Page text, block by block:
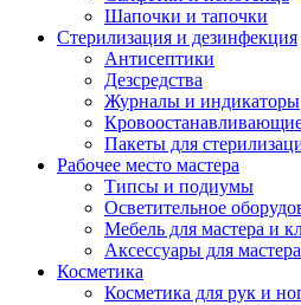
Шапочки и тапочки
Стерилизация и дезинфекция
Антисептики
Дезсредства
Журналы и индикаторы
Кровоостанавливающие
Пакеты для
Рабочее место мастера
Типсы и подиумы
Осветительное
Мебель для мастера и
Аксессуары для мастера
Косметика
Косметика для рук и